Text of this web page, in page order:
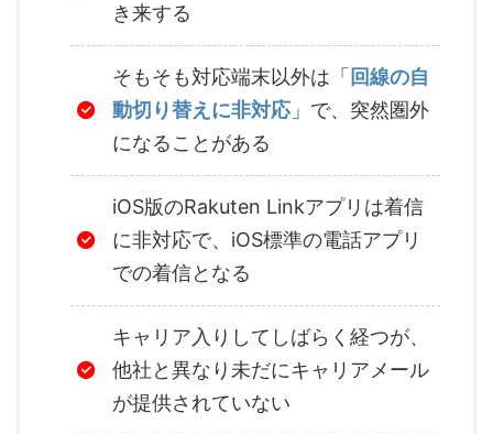
き来する
そもそも対応端末以外は「 回線の自
動切り替えに非対応」で、突然圏外
になることがある
iOS版のRakuten Linkアプリは着信
に非対応で、iOS標準の電話アプリ
での着信となる
キャリア入りしてしばらく経つが、
他社と異なり未だにキャリアメール
が提供されていない